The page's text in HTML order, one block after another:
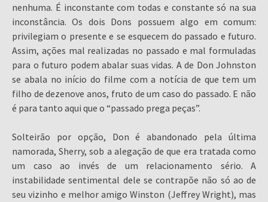
nenhuma. É inconstante com todas e constante só na sua
inconstância. Os dois Dons possuem algo em comum:
privilegiam o presente e se esquecem do passado e futuro.
Assim, ações mal realizadas no passado e mal formuladas
para o futuro podem abalar suas vidas. A de Don Johnston
se abala no início do filme com a notícia de que tem um
filho de dezenove anos, fruto de um caso do passado. E não
é para tanto aqui que o “passado prega peças”.
Solteirão por opção, Don é abandonado pela última
namorada, Sherry, sob a alegação de que era tratada como
um caso ao invés de um relacionamento sério. A
instabilidade sentimental dele se contrapõe não só ao de
seu vizinho e melhor amigo Winston (Jeffrey Wright), mas